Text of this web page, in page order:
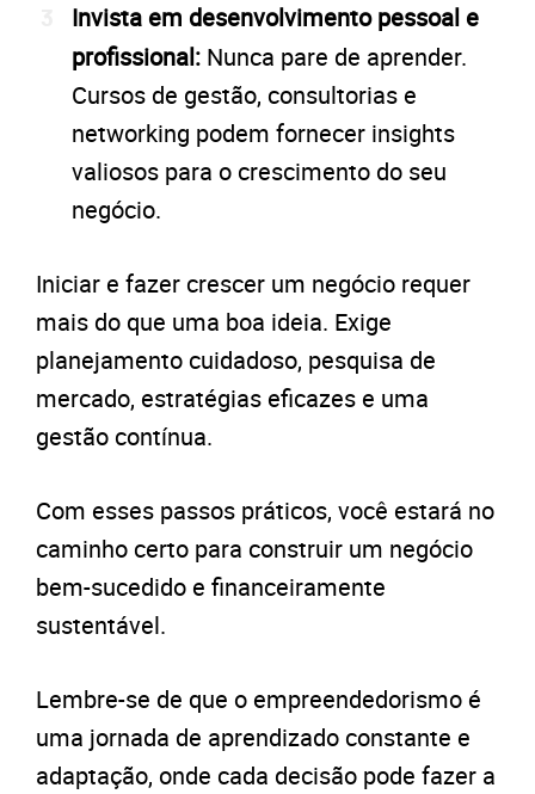
Invista em desenvolvimento pessoal e
profissional: Nunca pare de aprender.
Cursos de gestão, consultorias e
networking podem fornecer insights
valiosos para o crescimento do seu
negócio.
Iniciar e fazer crescer um negócio requer
mais do que uma boa ideia. Exige
planejamento cuidadoso, pesquisa de
mercado, estratégias eficazes e uma
gestão contínua.
Com esses passos práticos, você estará no
caminho certo para construir um negócio
bem-sucedido e financeiramente
sustentável.
Lembre-se de que o empreendedorismo é
uma jornada de aprendizado constante e
adaptação, onde cada decisão pode fazer a